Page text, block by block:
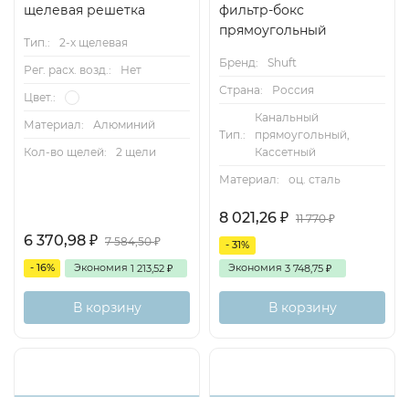
щелевая решетка
Тип.:
2-х щелевая
Рег. расх. возд.:
Нет
Цвет.:
Материал:
Алюминий
Кол-во щелей:
2 щели
6 370,98 ₽ 7 584,50₽
- 16% Экономия 1 213,52 ₽
В корзину
фильтр-бокс
прямоугольный
Бренд:
Shuft
Страна:
Россия
Тип.:
Канальный
прямоугольный,
Кассетный
Материал:
оц. сталь
8 021,26 ₽ 11 770₽
- 31%
Экономия 3 748,75 ₽
В корзину